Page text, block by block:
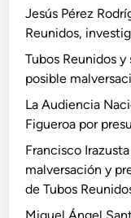
Jesús Pérez
Reunidos,
Tubos Reunidos
posible
La Audiencia
Figueroa por
Francisco
malversación y
de Tubos